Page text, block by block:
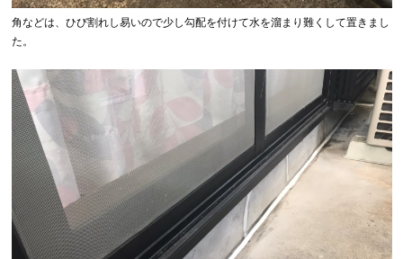
角などは、ひび割れし易いので少し勾配を付けて水を溜まり難くして置きまし
た。